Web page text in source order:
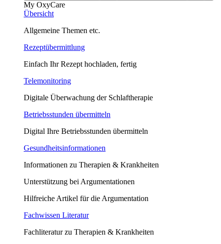
My OxyCare
Übersicht
Allgemeine Themen etc.
Rezeptübermittlung
Einfach Ihr Rezept hochladen, fertig
Telemonitoring
Digitale Überwachung der Schlaftherapie
Betriebsstunden übermitteln
Digital Ihre Betriebsstunden übermitteln
Gesundheitsinformationen
Informationen zu Therapien & Krankheiten
Unterstützung bei Argumentationen
Hilfreiche Artikel für die Argumentation
Fachwissen Literatur
Fachliteratur zu Therapien & Krankheiten